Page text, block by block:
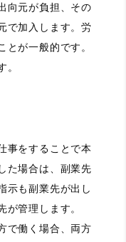
向元が負担、その
で加入します。労
とが一般的です。
事をすることで本
た場合は、副業先
示も副業先が出し
が管理します。
で働く場合、両方